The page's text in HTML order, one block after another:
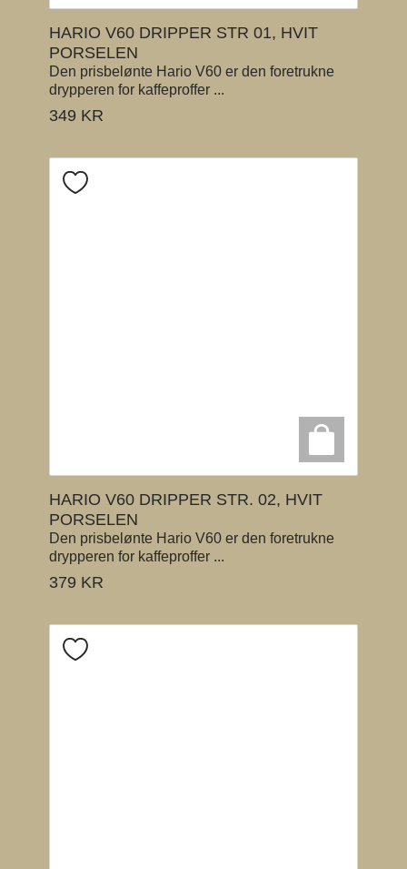
HARIO V60 DRIPPER STR 01, HVIT
PORSELEN
Den prisbelønte Hario V60 er den foretrukne
drypperen for kaffeproffer ...
349 KR
HARIO V60 DRIPPER STR. 02, HVIT
PORSELEN
Den prisbelønte Hario V60 er den foretrukne
drypperen for kaffeproffer ...
379 KR